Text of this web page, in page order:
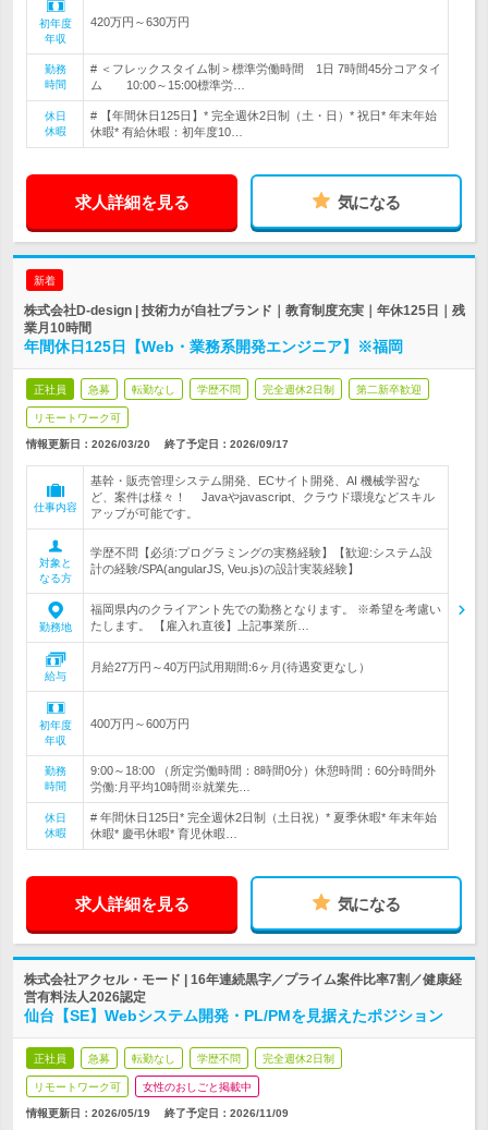
初年度
年収
420万円～630万円
勤務
時間
# ＜フレックスタイム制＞標準労働時間 1日 7時間45分コアタイ
ム 10:00～15:00標準労…
休日
休暇
# 【年間休日125日】* 完全週休2日制（土・日）* 祝日* 年末年始
休暇* 有給休暇：初年度10…
求人詳細を見る 気になる
新着
株式会社D-design | 技術力が自社ブランド｜教育制度充実｜年休125日｜残
業月10時間
年間休日125日【Web・業務系開発エンジニア】※福岡
正社員 急募 転勤なし 学歴不問 完全週休2日制 第二新卒歓迎
リモートワーク可
情報更新日：2026/03/20 終了予定日： 2026/09/17
仕事内容
基幹・販売管理システム開発、ECサイト開発、AI 機械学習な
ど、案件は様々！ Javaやjavascript、クラウド環境などスキル
アップが可能です。
対象と
なる方
学歴不問【必須:プログラミングの実務経験】【歓迎:システム設
計の経験/SPA(angularJS, Veu.js)の設計実装経験】
勤務地
福岡県内のクライアント先での勤務となります。 ※希望を考慮い
たします。 【雇入れ直後】上記事業所…
給与
月給27万円～40万円試用期間:6ヶ月(待遇変更なし）
初年度
年収
400万円～600万円
勤務
時間
9:00～18:00 （所定労働時間：8時間0分）休憩時間：60分時間外
労働:月平均10時間※就業先…
休日
休暇
# 年間休日125日* 完全週休2日制（土日祝）* 夏季休暇* 年末年始
休暇* 慶弔休暇* 育児休暇…
求人詳細を見る 気になる
株式会社アクセル・モード | 16年連続黒字／プライム案件比率7割／健康経
営有料法人2026認定
仙台【SE】Webシステム開発・PL/PMを見据えたポジション
正社員 急募 転勤なし 学歴不問 完全週休2日制
リモートワーク可 女性のおしごと掲載中
情報更新日：2026/05/19 終了予定日： 2026/11/09